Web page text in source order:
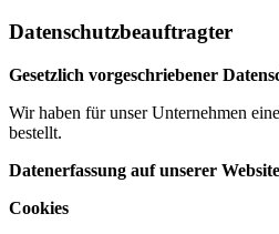
Datenschutzbeauftragter
Gesetzlich vorgeschriebener
Wir haben für unser Unternehmen
bestellt.
Datenerfassung auf unserer Website
Cookies